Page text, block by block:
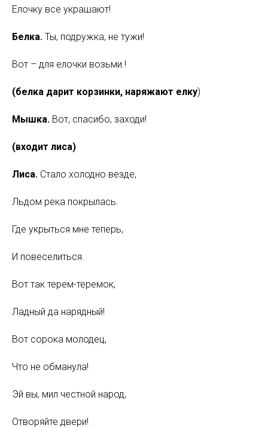
Елочку все украшают!
Белка. Ты, подружка, не тужи!
Вот – для елочки возьми.!
(белка дарит корзинки, наряжают елку)
Мышка. Вот, спасибо, заходи!
(входит лиса)
Лиса. Стало холодно везде,
Льдом река покрылась.
Где укрыться мне теперь,
И повеселиться.
Вот так терем-теремок,
Ладный да нарядный!
Вот сорока молодец,
Что не обманула!
Эй вы, мил честной народ,
Отворяйте двери!